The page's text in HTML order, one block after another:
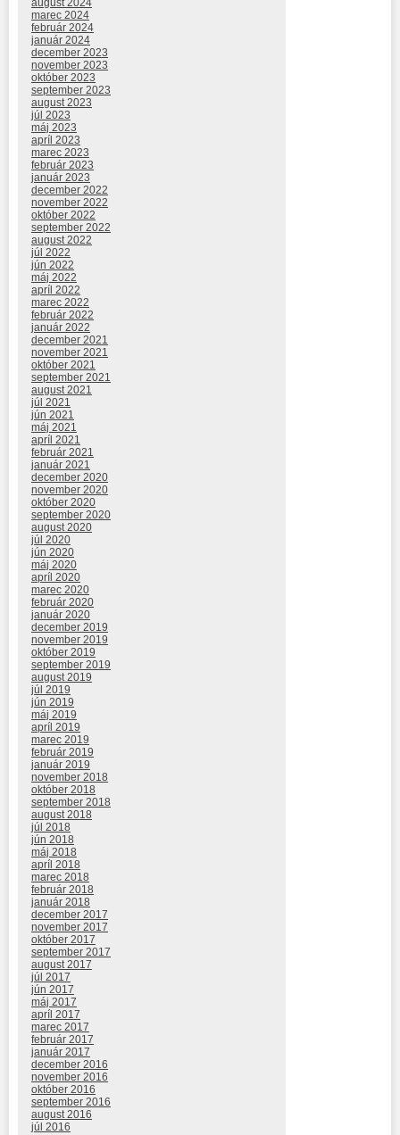
august 2024
marec 2024
február 2024
január 2024
december 2023
november 2023
október 2023
september 2023
august 2023
júl 2023
máj 2023
apríl 2023
marec 2023
február 2023
január 2023
december 2022
november 2022
október 2022
september 2022
august 2022
júl 2022
jún 2022
máj 2022
apríl 2022
marec 2022
február 2022
január 2022
december 2021
november 2021
október 2021
september 2021
august 2021
júl 2021
jún 2021
máj 2021
apríl 2021
február 2021
január 2021
december 2020
november 2020
október 2020
september 2020
august 2020
júl 2020
jún 2020
máj 2020
apríl 2020
marec 2020
február 2020
január 2020
december 2019
november 2019
október 2019
september 2019
august 2019
júl 2019
jún 2019
máj 2019
apríl 2019
marec 2019
február 2019
január 2019
november 2018
október 2018
september 2018
august 2018
júl 2018
jún 2018
máj 2018
apríl 2018
marec 2018
február 2018
január 2018
december 2017
november 2017
október 2017
september 2017
august 2017
júl 2017
jún 2017
máj 2017
apríl 2017
marec 2017
február 2017
január 2017
december 2016
november 2016
október 2016
september 2016
august 2016
júl 2016